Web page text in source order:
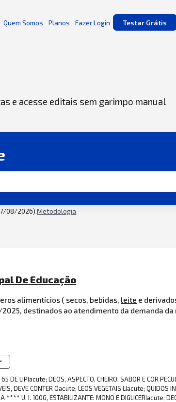
Quem Somos Planos Fazer Login Testar Grátis
e acesse editais sem garimpo manual
08/2026).Metodologia
De Educação
alimentícios ( secos, bebidas, leite e
destinados ao atendimento da demanda
LIPIacute; DEOS, ASPECTO, CHEIRO, SABOR E COR
DEVE CONTER Oacute; LEOS VEGETAIS LIacute; QUIDOS
U. I. 100G, ESTABILIZANTE: MONO E DIGLICERIacute;